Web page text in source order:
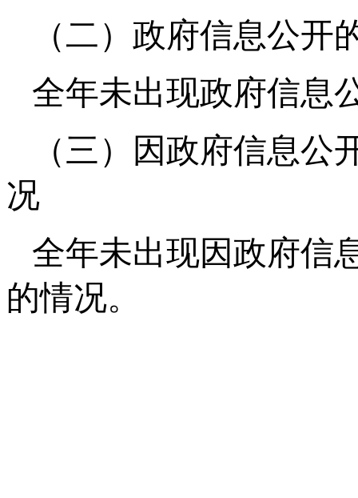
（二）政府信息公开
全年未出现政府信息
（三）因政府信息
况
全年未出现因政府信
的情况。